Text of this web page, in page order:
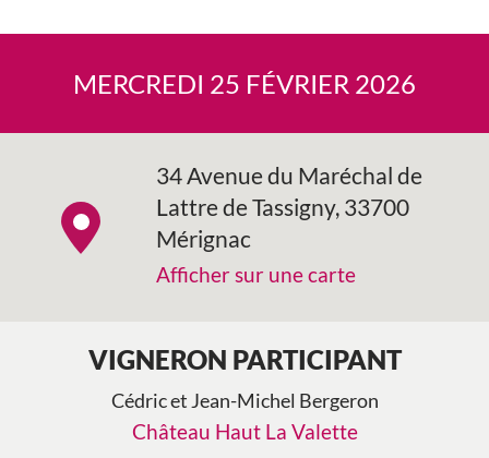
MERCREDI 25 FÉVRIER 2026
34 Avenue du Maréchal de
Lattre de Tassigny, 33700
Mérignac
Afficher sur une carte
VIGNERON PARTICIPANT
Cédric et Jean-Michel Bergeron
Château Haut La Valette